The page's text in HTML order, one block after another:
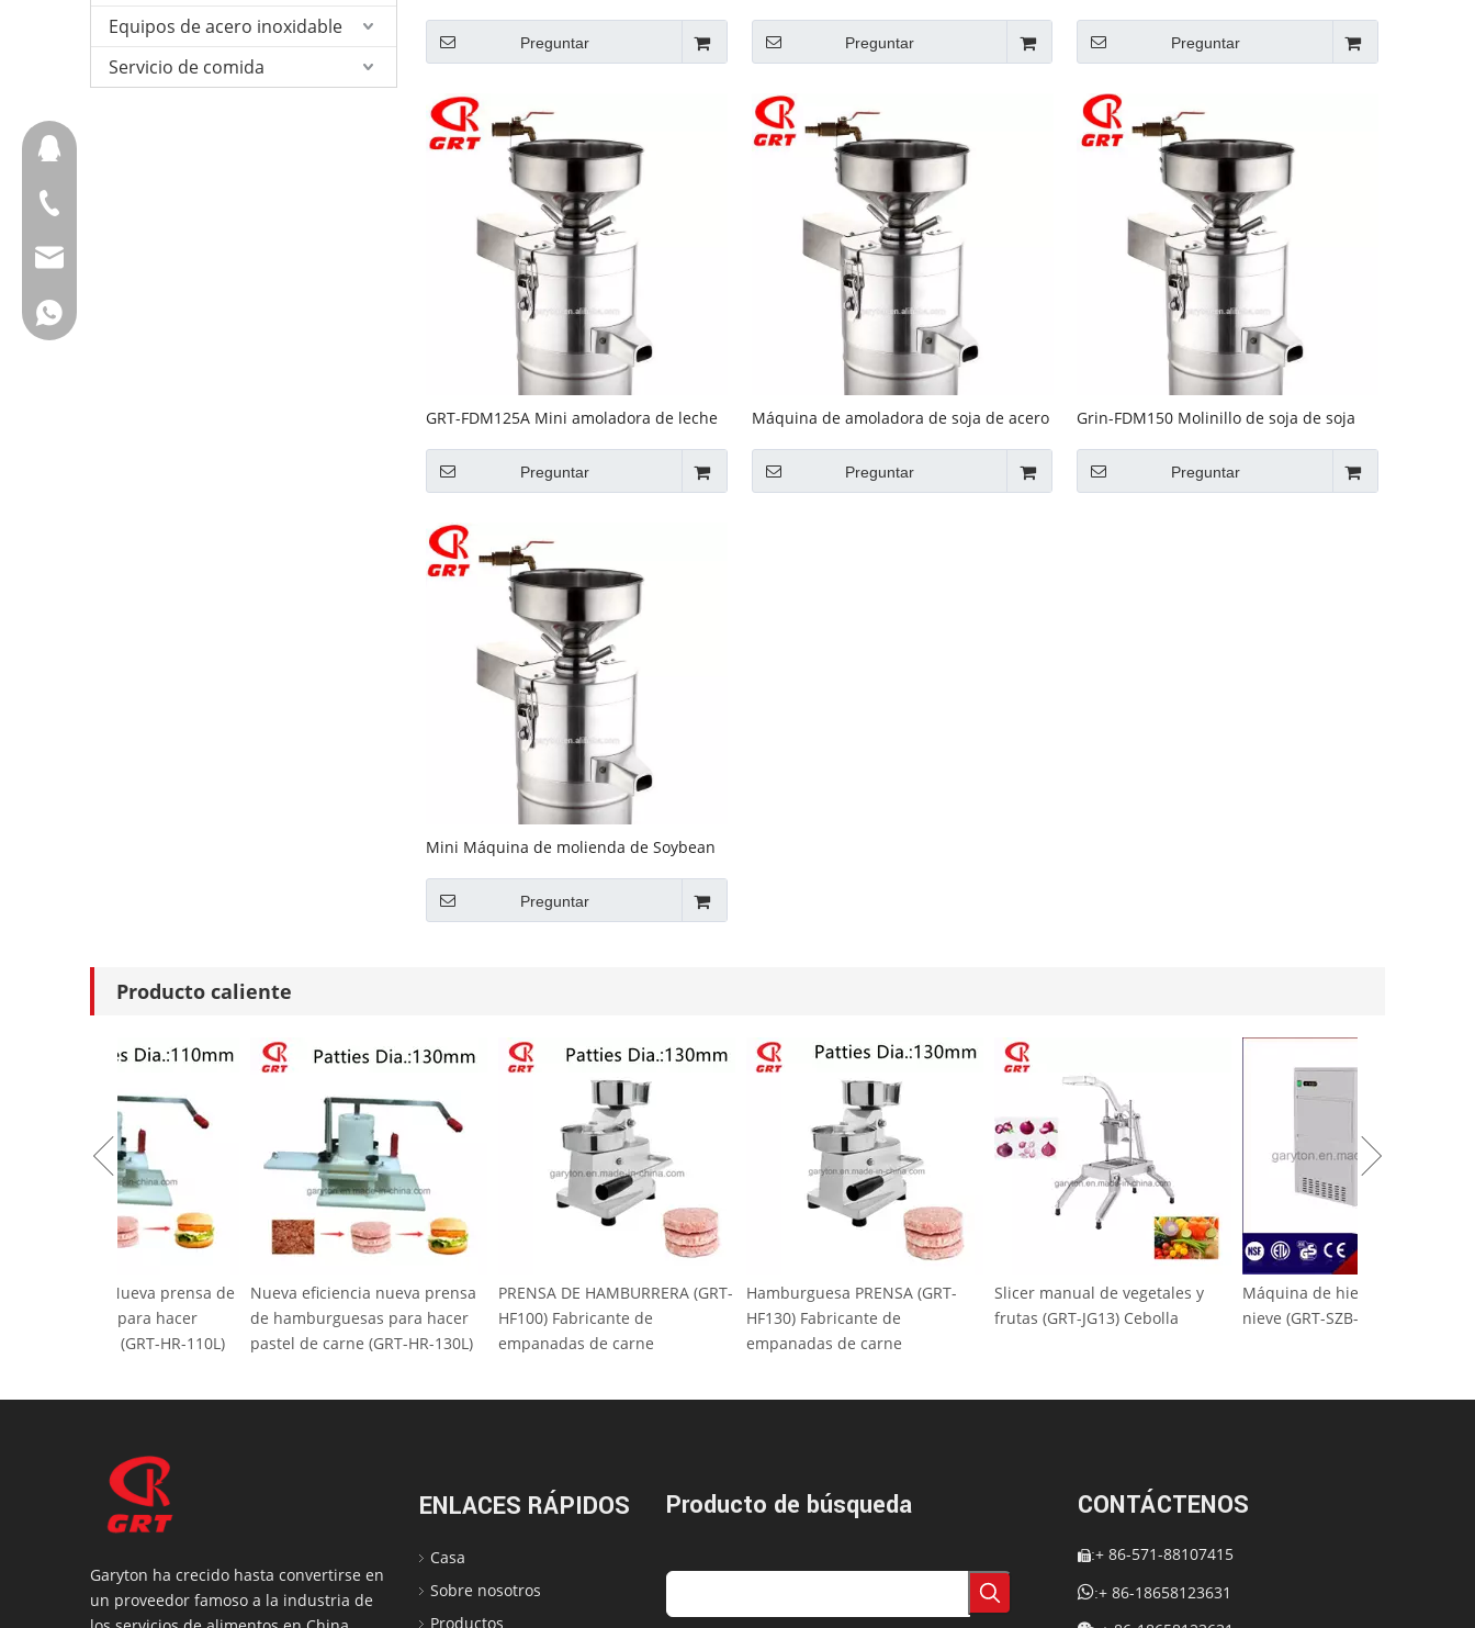
Equipos de acero inoxidable
Servicio de comida
Preguntar Preguntar Preguntar
GRT-FDM125A Mini amoladora de leche
FDM125A
Preguntar
Máquina de amoladora de soja de acero
Preguntar
Grin-FDM150 Molinillo de soja de soja
Preguntar
Mini Máquina de molienda de Soybean
Preguntar
Producto caliente
Alta eficiencia Nueva prensa de
hamburguesas para hacer
pastel de carne (GRT-HR-110L)
Nueva eficiencia nueva prensa
de hamburguesas para hacer
pastel de carne (GRT-HR-130L)
PRENSA DE HAMBURRERA (GRT-
HF100) Fabricante de
empanadas de carne
Hamburguesa PRENSA (GRT-
HF130) Fabricante de
empanadas de carne
Slicer manual de vegetales y
frutas (GRT-JG13) Cebolla
Garyton ha crecido hasta convertirse en
un proveedor famoso a la industria de
ENLACES RÁPIDOS
Casa
Sobre nosotros
Productos
Producto de búsqueda CONTÁCTENOS
:+ 86-571-88107415
:+ 86-18658123631